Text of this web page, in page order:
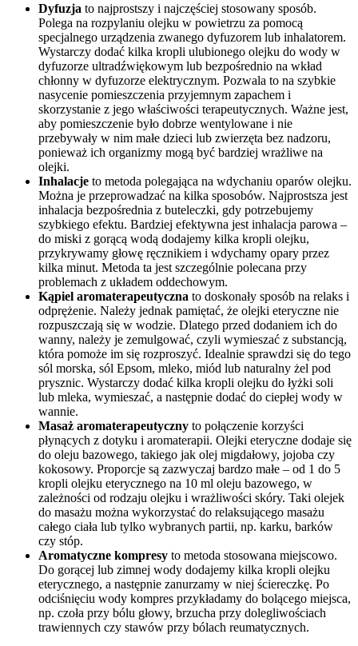
Dyfuzja to najprostszy i najczęściej stosowany sposób.
Polega na rozpylaniu olejku w powietrzu za pomocą
specjalnego urządzenia zwanego dyfuzorem lub inhalatorem.
Wystarczy dodać kilka kropli ulubionego olejku do wody w
dyfuzorze ultradźwiękowym lub bezpośrednio na wkład
chłonny w dyfuzorze elektrycznym. Pozwala to na szybkie
nasycenie pomieszczenia przyjemnym zapachem i
skorzystanie z jego właściwości terapeutycznych. Ważne jest,
aby pomieszczenie było dobrze wentylowane i nie
przebywały w nim małe dzieci lub zwierzęta bez nadzoru,
ponieważ ich organizmy mogą być bardziej wrażliwe na
olejki.
Inhalacje to metoda polegająca na wdychaniu oparów olejku.
Można je przeprowadzać na kilka sposobów. Najprostsza jest
inhalacja bezpośrednia z buteleczki, gdy potrzebujemy
szybkiego efektu. Bardziej efektywna jest inhalacja parowa –
do miski z gorącą wodą dodajemy kilka kropli olejku,
przykrywamy głowę ręcznikiem i wdychamy opary przez
kilka minut. Metoda ta jest szczególnie polecana przy
problemach z układem oddechowym.
Kąpiel aromaterapeutyczna to doskonały sposób na relaks i
odprężenie. Należy jednak pamiętać, że olejki eteryczne nie
rozpuszczają się w wodzie. Dlatego przed dodaniem ich do
wanny, należy je zemulgować, czyli wymieszać z substancją,
która pomoże im się rozproszyć. Idealnie sprawdzi się do tego
sól morska, sól Epsom, mleko, miód lub naturalny żel pod
prysznic. Wystarczy dodać kilka kropli olejku do łyżki soli
lub mleka, wymieszać, a następnie dodać do ciepłej wody w
wannie.
Masaż aromaterapeutyczny to połączenie korzyści
płynących z dotyku i aromaterapii. Olejki eteryczne dodaje się
do oleju bazowego, takiego jak olej migdałowy, jojoba czy
kokosowy. Proporcje są zazwyczaj bardzo małe – od 1 do 5
kropli olejku eterycznego na 10 ml oleju bazowego, w
zależności od rodzaju olejku i wrażliwości skóry. Taki olejek
do masażu można wykorzystać do relaksującego masażu
całego ciała lub tylko wybranych partii, np. karku, barków
czy stóp.
Aromatyczne kompresy to metoda stosowana miejscowo.
Do gorącej lub zimnej wody dodajemy kilka kropli olejku
eterycznego, a następnie zanurzamy w niej ściereczkę. Po
odciśnięciu wody kompres przykładamy do bolącego miejsca,
np. czoła przy bólu głowy, brzucha przy dolegliwościach
trawiennych czy stawów przy bólach reumatycznych.